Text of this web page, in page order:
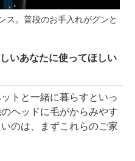
ス。普段のお手入れがグンと
いあなたに使ってほしい
トと一緒に暮らすといっ
ヘッドに毛がからみやす
のは、まずこれらのご家